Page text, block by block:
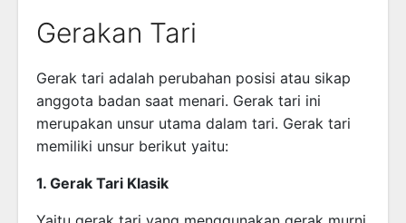
Gerakan Tari
Gerak tari adalah perubahan posisi atau sikap
anggota badan saat menari. Gerak tari ini
merupakan unsur utama dalam tari. Gerak tari
memiliki unsur berikut yaitu:
1. Gerak Tari Klasik